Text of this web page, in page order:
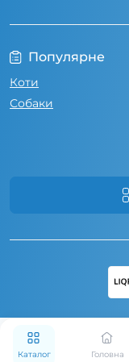
Каталог Головна
Популярне
Коти
Собаки